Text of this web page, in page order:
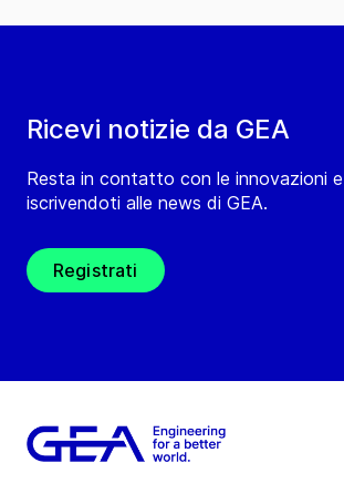
Ricevi notizie da GEA
Resta in contatto con le innovazioni
iscrivendoti alle news di GEA.
Registrati